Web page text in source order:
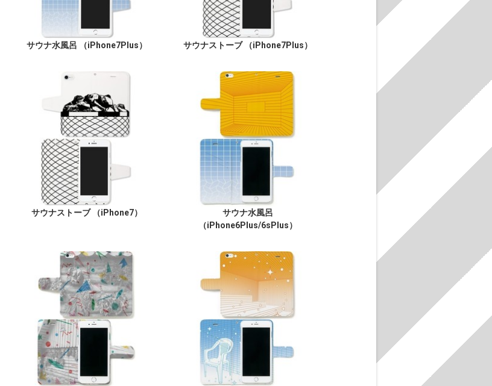
サウナ水風呂 （iPhone7Plus） サウナストーブ （iPhone7Plus）
サウナストーブ （iPhone7）
サウナ水風呂
（iPhone6Plus/6sPlus）